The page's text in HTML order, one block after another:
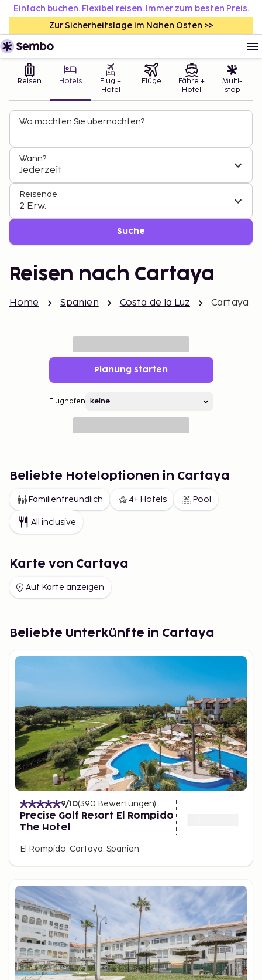
Einfach buchen. Flexibel reisen. Immer zum besten Preis.
Zur Sicherheitslage im Nahen Osten >>
Reisen Hotels
Flug +
Hotel
Flüge
Fähre +
Hotel
Multi-
stop
Wo möchten Sie übernachten?
Wann?
Jederzeit
Reisende
2 Erw.
Suche
Reisen nach Cartaya
Home Spanien Costa de la Luz Cartaya
Planung starten
Flughafen
Beliebte Hoteloptionen in Cartaya
Familienfreundlich 4+ Hotels Pool
All inclusive
Karte von Cartaya
Auf Karte anzeigen
Beliebte Unterkünfte in Cartaya
9/10(390 Bewertungen)
Precise Golf Resort El Rompido
The Hotel
El Rompido, Cartaya, Spanien